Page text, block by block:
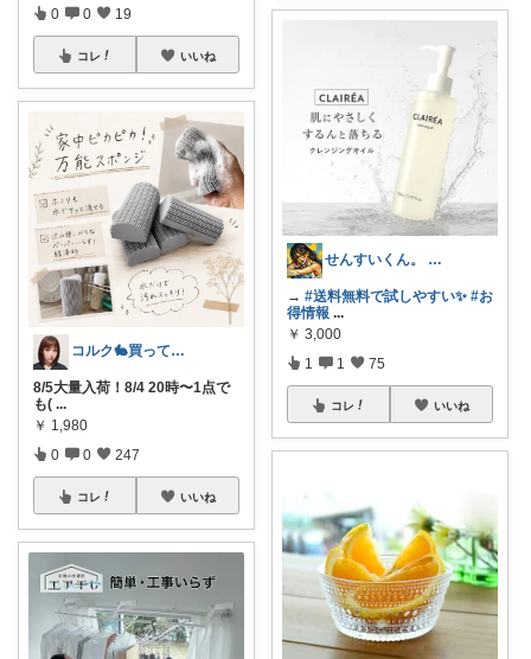
0 0 19
コレ いいね
コルク🐇買ってよかった！オリジナル写真
8/5大量入荷！8/4 20時〜1点で
も( ...
￥ 1,980
0 0 247
コレ いいね
せんすいくん。 ＼情報の海へダイブ／
→ #送料無料で試しやすい✨ #お
得情報 ...
￥ 3,000
1 1 75
コレ いいね